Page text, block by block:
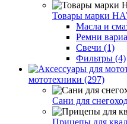
Товары марки
Масла и
Ремни
Свечи (1)
Фильтры (4)
мототехники (297)
Сани для
Прицепы для